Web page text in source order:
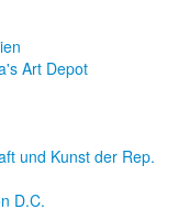
Art Depot
und Kunst der Rep.
D.C.